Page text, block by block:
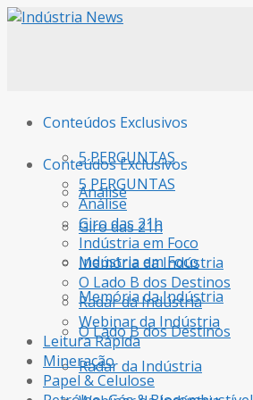
Conteúdos Exclusivos
5 PERGUNTAS
Análise
Giro das 21h
Indústria em Foco
Memória da Indústria
O Lado B dos Destinos
Radar da Indústria
Conteúdos Exclusivos
5 PERGUNTAS
Análise
Giro das 21h
Indústria em Foco
Memória da Indústria
O Lado B dos Destinos
Radar da Indústria
Webinar da Indústria
Leitura Rápida
Mineração
Papel & Celulose